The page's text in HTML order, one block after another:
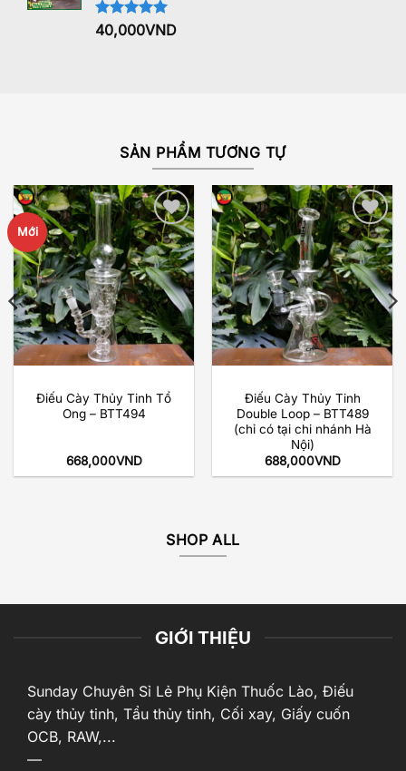
Được xếp
hạng
40,000VND
SẢN PHẨM TƯƠNG TỰ
Mới
Add to
wishlist
Điếu Cày Thủy Tinh Tổ
Ong – BTT494
668,000VND
Add to
wishlist
Điếu Cày Thủy Tinh
Double Loop – BTT489
(chỉ có tại chi nhánh Hà
Nội)
688,000VND
SHOP ALL
GIỚI THIỆU
Sunday Chuyên Sỉ Lẻ Phụ Kiện Thuốc Lào, Điếu
cày thủy tinh, Tẩu thủy tinh, Cối xay, Giấy cuốn
OCB, RAW,...
—